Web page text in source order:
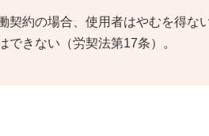
契約の場合、使用者はやむを得な
できない（労契法第17条）。